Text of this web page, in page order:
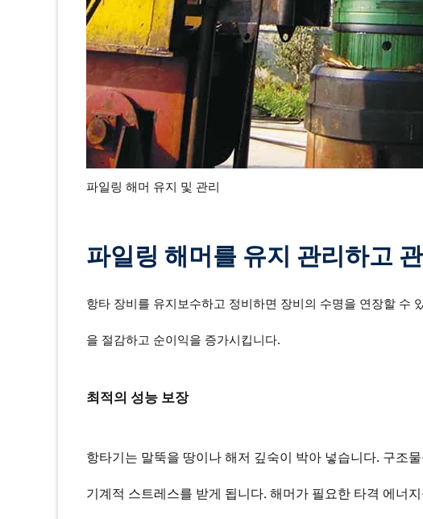
파일링 해머 유지 및 관리
파일링 해머를 유지 관리하고
항타 장비를 유지보수하고 정비하면 장비의 수명을 연장할 수
을 절감하고 순이익을 증가시킵니다.
최적의 성능 보장
항타기는 말뚝을 땅이나 해저 깊숙이 박아 넣습니다. 구조
기계적 스트레스를 받게 됩니다. 해머가 필요한 타격 에너